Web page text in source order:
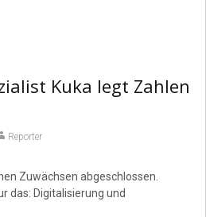
Kuka legt Zahlen
Reporter
Zuwächsen abgeschlossen.
das: Digitalisierung und